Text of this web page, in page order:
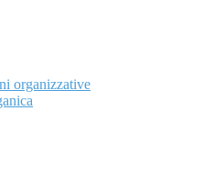
organizzative